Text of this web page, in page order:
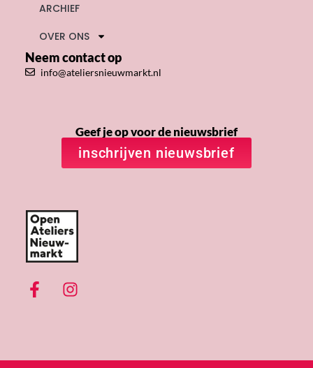
ARCHIEF
OVER ONS
Neem contact op
info@ateliersnieuwmarkt.nl
Geef je op voor de nieuwsbrief
inschrijven nieuwsbrief